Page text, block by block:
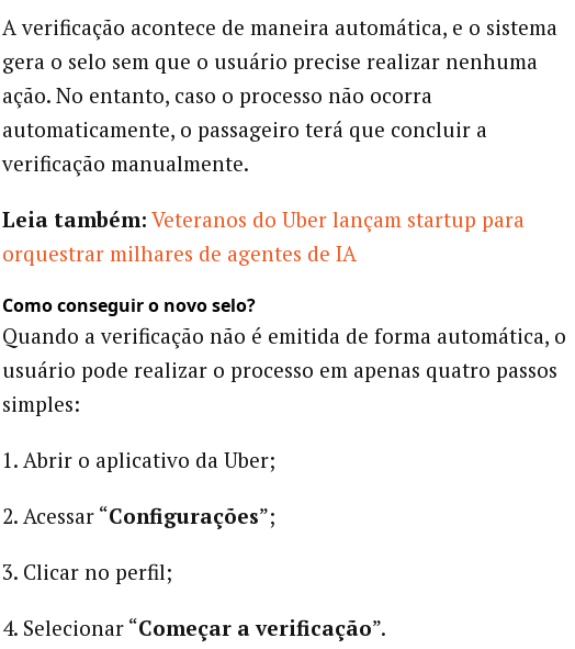
A verificação acontece de maneira automática, e o sistema
gera o selo sem que o usuário precise realizar nenhuma
ação. No entanto, caso o processo não ocorra
automaticamente, o passageiro terá que concluir a
verificação manualmente.
Leia também: Veteranos do Uber lançam startup para
orquestrar milhares de agentes de IA
Como conseguir o novo selo?
Quando a verificação não é emitida de forma automática, o
usuário pode realizar o processo em apenas quatro passos
simples:
1. Abrir o aplicativo da Uber;
2. Acessar “Configurações”;
3. Clicar no perfil;
4. Selecionar “Começar a verificação”.